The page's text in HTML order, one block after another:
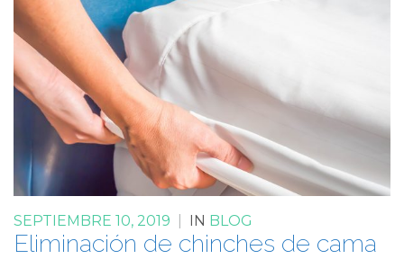
SEPTIEMBRE 10, 2019 IN BLOG
Eliminación de chinches de cama